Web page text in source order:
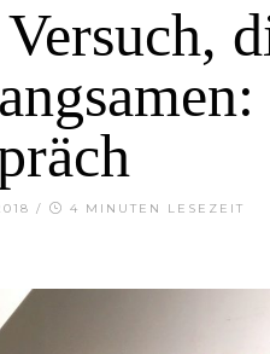
/ 4 MINUTEN LESEZEIT